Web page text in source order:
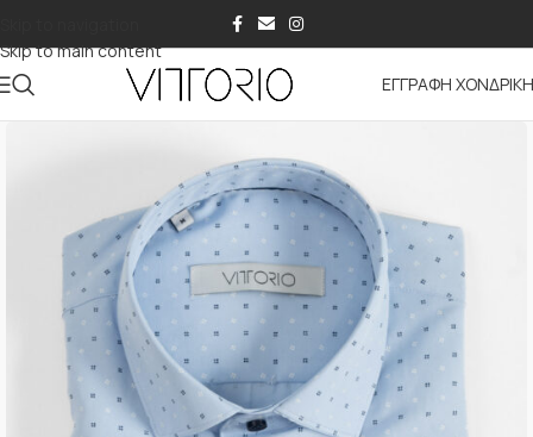
Skip to main content
ΕΓΓΡΑΦΗ